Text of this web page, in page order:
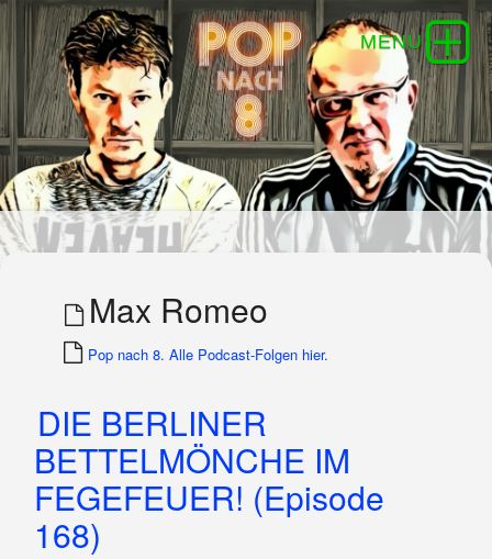
Max Romeo
Pop nach 8. Alle Podcast-Folgen hier.
DIE BERLINER
BETTELMÖNCHE IM
FEGEFEUER! (Episode
168)